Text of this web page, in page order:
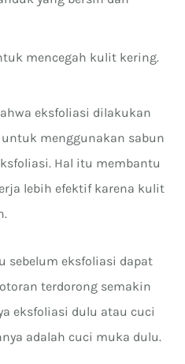
mencegah kulit kering.
eksfoliasi dilakukan
menggunakan sabun
Hal itu membantu
lebih efektif karena kulit
sebelum eksfoliasi dapat
terdorong semakin
eksfoliasi dulu atau cuci
adalah cuci muka dulu.